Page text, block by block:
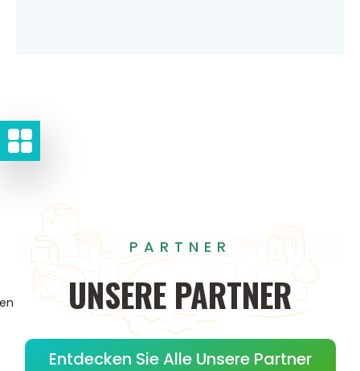
PARTNER
UNSERE PARTNER
Entdecken Sie Alle Unsere Partner